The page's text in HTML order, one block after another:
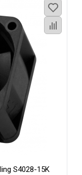
S4028-15K